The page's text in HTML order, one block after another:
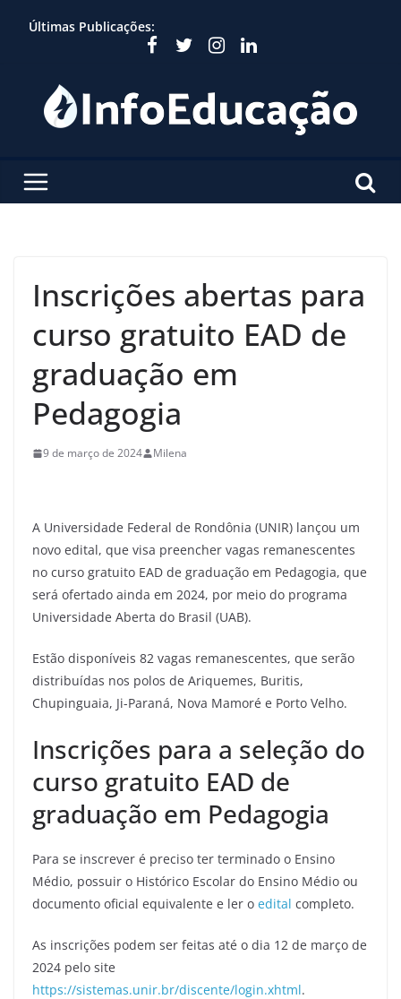
Últimas Publicações:
Inscrições abertas para
curso gratuito EAD de
graduação em
Pedagogia
9 de março de 2024 Milena
A Universidade Federal de Rondônia (UNIR) lançou um
novo edital, que visa preencher vagas remanescentes
no curso gratuito EAD de graduação em Pedagogia, que
será ofertado ainda em 2024, por meio do programa
Universidade Aberta do Brasil (UAB).
Estão disponíveis 82 vagas remanescentes, que serão
distribuídas nos polos de Ariquemes, Buritis,
Chupinguaia, Ji-Paraná, Nova Mamoré e Porto Velho.
Inscrições para a seleção do
curso gratuito EAD de
graduação em Pedagogia
Para se inscrever é preciso ter terminado o Ensino
Médio, possuir o Histórico Escolar do Ensino Médio ou
documento oficial equivalente e ler o edital completo.
As inscrições podem ser feitas até o dia 12 de março de
2024 pelo site
https://sistemas.unir.br/discente/login.xhtml.